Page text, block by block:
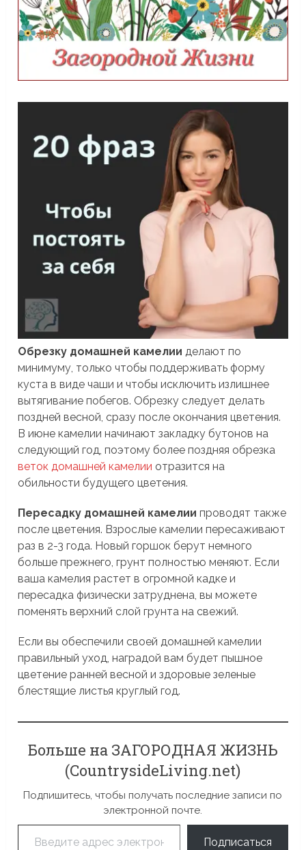
Обрезку домашней камелии делают по
минимуму, только чтобы поддерживать форму
куста в виде чаши и чтобы исключить излишнее
вытягивание побегов. Обрезку следует делать
поздней весной, сразу после окончания цветения.
В июне камелии начинают закладку бутонов на
следующий год, поэтому более поздняя обрезка
веток домашней камелии отразится на
обильности будущего цветения.
Пересадку домашней камелии проводят также
после цветения. Взрослые камелии пересаживают
раз в 2-3 года. Новый горшок берут немного
больше прежнего, грунт полностью меняют. Если
ваша камелия растет в огромной кадке и
пересадка физически затруднена, вы можете
поменять верхний слой грунта на свежий.
Если вы обеспечили своей домашней камелии
правильный уход, наградой вам будет пышное
цветение ранней весной и здоровые зеленые
блестящие листья круглый год.
Больше на ЗАГОРОДНАЯ ЖИЗНЬ
(CountrysideLiving.net)
Подпишитесь, чтобы получать последние записи по
электронной почте.
Введите адрес электронной почты…
Подписаться